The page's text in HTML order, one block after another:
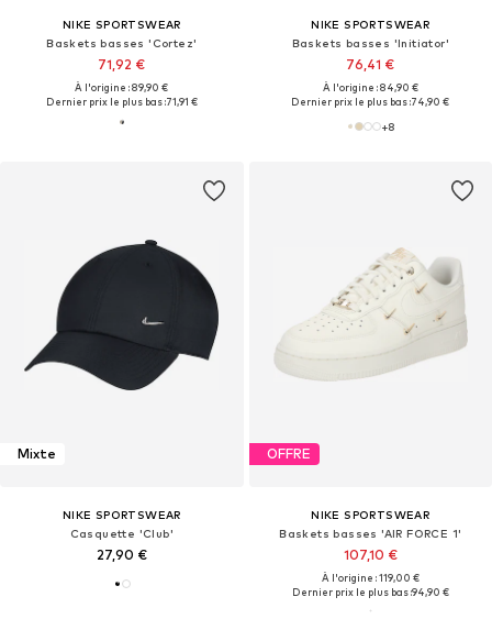
NIKE SPORTSWEAR
Baskets basses 'Cortez'
71,92 €
À l'origine : 89,90 €
Dernier prix le plus bas :71,91 €
NIKE SPORTSWEAR
Baskets basses 'Initiator'
76,41 €
À l'origine : 84,90 €
Dernier prix le plus bas :74,90 €
+8
Mixte
NIKE SPORTSWEAR
Casquette 'Club'
27,90 €
OFFRE
NIKE SPORTSWEAR
Baskets basses 'AIR FORCE 1'
107,10 €
À l'origine : 119,00 €
Dernier prix le plus bas :94,90 €